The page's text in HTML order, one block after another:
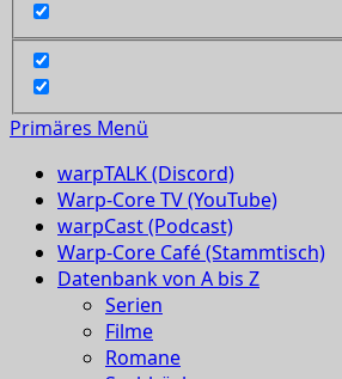
Primäres Menü
warpTALK (Discord)
Warp-Core TV (YouTube)
warpCast (Podcast)
Warp-Core Café (Stammtisch)
Datenbank von A bis Z
Serien
Filme
Romane